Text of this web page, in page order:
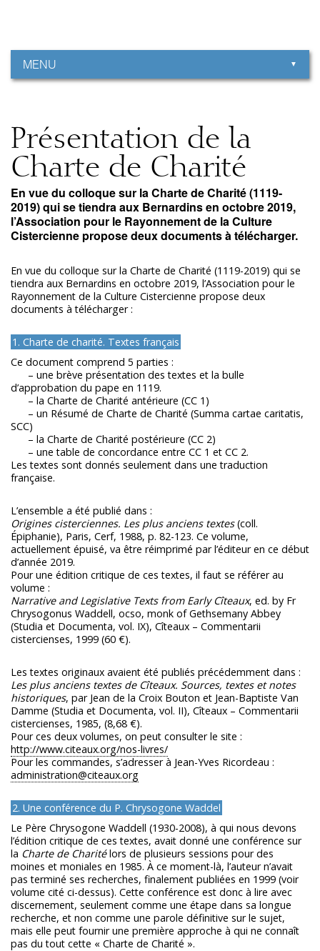
MENU
Présentation de la
Charte de Charité
En vue du colloque sur la Charte de Charité (1119-
2019) qui se tiendra aux Bernardins en octobre 2019,
l’Association pour le Rayonnement de la Culture
Cistercienne propose deux documents à télécharger.
En vue du colloque sur la Charte de Charité (1119-2019) qui se
tiendra aux Bernardins en octobre 2019, l’Association pour le
Rayonnement de la Culture Cistercienne propose deux
documents à télécharger :
1. Charte de charité. Textes français
Ce document comprend 5 parties :
– une brève présentation des textes et la bulle
d’approbation du pape en 1119.
– la Charte de Charité antérieure (CC 1)
– un Résumé de Charte de Charité (Summa cartae caritatis,
SCC)
– la Charte de Charité postérieure (CC 2)
– une table de concordance entre CC 1 et CC 2.
Les textes sont donnés seulement dans une traduction
française.
L’ensemble a été publié dans :
Origines cisterciennes. Les plus anciens textes(coll.
Épiphanie), Paris, Cerf, 1988, p. 82-123. Ce volume,
actuellement épuisé, va être réimprimé par l’éditeur en ce début
d’année 2019.
Pour une édition critique de ces textes, il faut se référer au
volume :
Narrative and Legislative Texts from Early Cîteaux, ed. by Fr
Chrysogonus Waddell, ocso, monk of Gethsemany Abbey
(Studia et Documenta, vol. IX), Cîteaux – Commentarii
cistercienses, 1999 (60 €).
Les textes originaux avaient été publiés précédemment dans :
Les plus anciens textes de Cîteaux. Sources, textes et notes
historiques, par Jean de la Croix Bouton et Jean-Baptiste Van
Damme (Studia et Documenta, vol. II), Cîteaux – Commentarii
cistercienses, 1985, (8,68 €).
Pour ces deux volumes, on peut consulter le site :
http://www.citeaux.org/nos-livres/
Pour les commandes, s’adresser à Jean-Yves Ricordeau :
administration@citeaux.org
2. Une conférence du P. Chrysogone Waddel
Le Père Chrysogone Waddell (1930-2008), à qui nous devons
l’édition critique de ces textes, avait donné une conférence sur
la Charte de Charitélors de plusieurs sessions pour des
moines et moniales en 1985. À ce moment-là, l’auteur n’avait
pas terminé ses recherches, finalement publiées en 1999 (voir
volume cité ci-dessus). Cette conférence est donc à lire avec
discernement, seulement comme une étape dans sa longue
recherche, et non comme une parole définitive sur le sujet,
mais elle peut fournir une première approche à qui ne connaît
pas du tout cette « Charte de Charité ».